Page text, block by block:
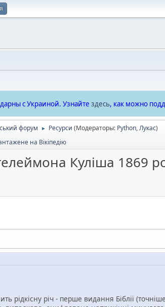
с Украиной. Узнайте здесь, как можно
форум ► Ресурси (Модераторы: Python,Лукас)
на Вікіпедію
Куліша 1869
рідкісну річ - перше видання Біблії